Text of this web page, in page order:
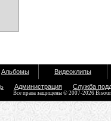
Альбомы Видеоклипы
Администрация Служба
Все права защищены © 2007-2026